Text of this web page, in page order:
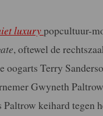
luxurypopcultuur-
, oftewel de
oogarts Terry
Gwyneth
Paltrow keihard tegen